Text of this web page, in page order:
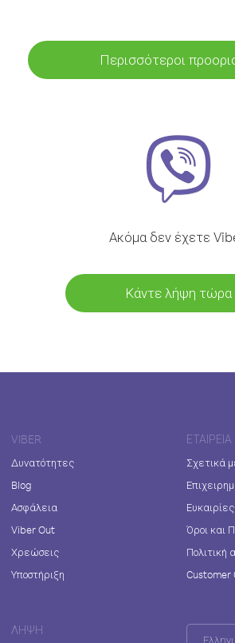
Περισσότεροι
Ακόμα δεν έχετε
Κάντε λήψη τώρα
VIBER
Δυνατότητες
Blog
Ασφάλεια
Viber Out
Χρεώσεις
Υποστήριξη
ΕΤΑΙΡΕΊΑ
Σχετικά
Όροι και
Πολιτική
Customer
ΛΉΨΗ